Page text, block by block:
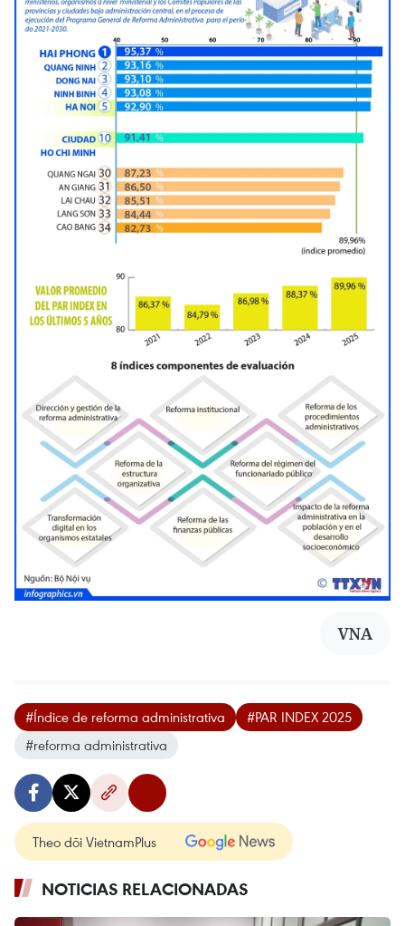
VNA
#Índice de reforma administrativa
#PAR INDEX 2025
#reforma administrativa
Theo dõi VietnamPlus
NOTICIAS RELACIONADAS